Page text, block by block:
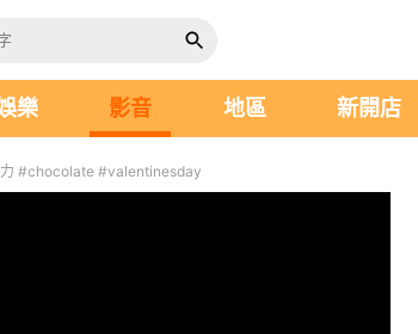
樂 影音 地區 新開店
#chocolate #valentinesday